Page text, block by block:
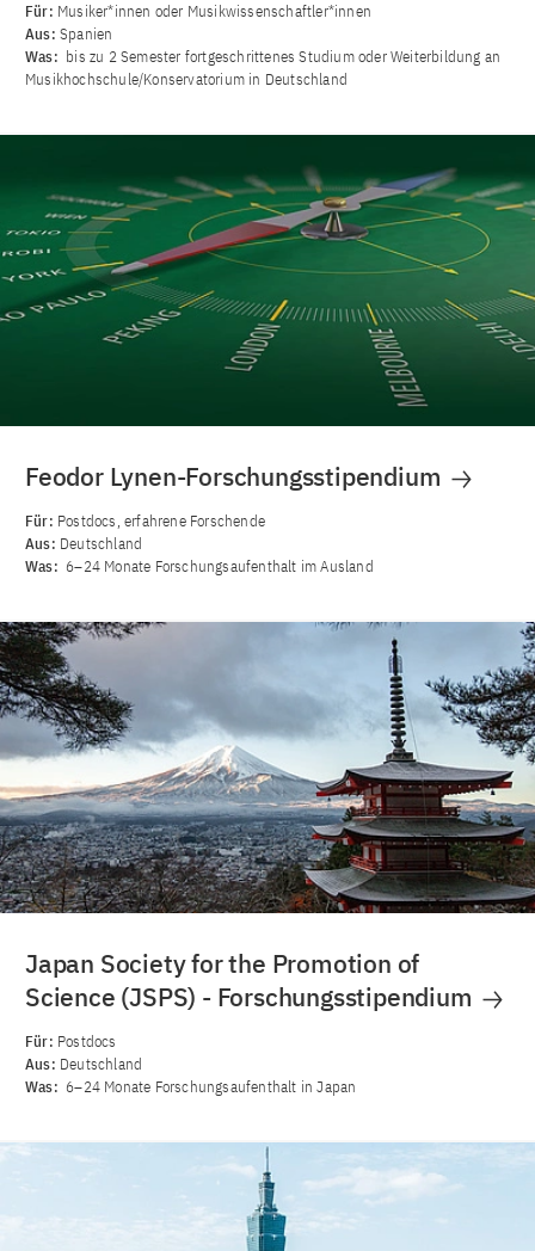
Für: Musiker*innen oder Musikwissenschaftler*innen
Aus: Spanien
Was: bis zu 2 Semester fortgeschrittenes Studium oder Weiterbildung an
Musikhochschule/Konservatorium in Deutschland
Feodor Lynen-Forschungsstipendium
Für: Postdocs, erfahrene Forschende
Aus: Deutschland
Was: 6–24 Monate Forschungsaufenthalt im Ausland
Japan Society for the Promotion of
Science (JSPS) - Forschungsstipendium
Für: Postdocs
Aus: Deutschland
Was: 6–24 Monate Forschungsaufenthalt in Japan